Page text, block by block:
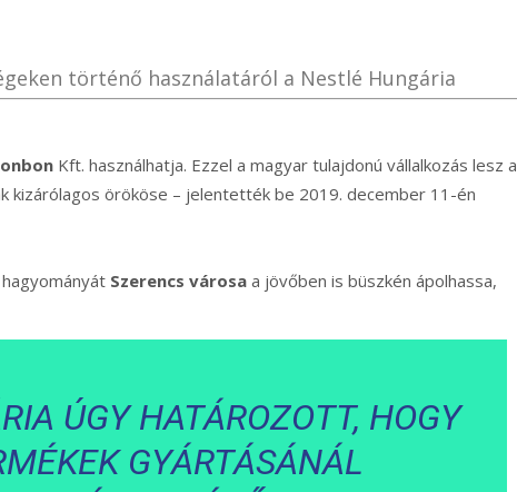
történő használatáról a Nestlé Hungária
Kft. használhatja. Ezzel a magyar tulajdonú vállalkozás lesz a
kizárólagos örököse – jelentették be 2019. december 11-én
Szerencs városa a jövőben is büszkén ápolhassa,
ÚGY HATÁROZOTT, HOGY
GYÁRTÁSÁNÁL